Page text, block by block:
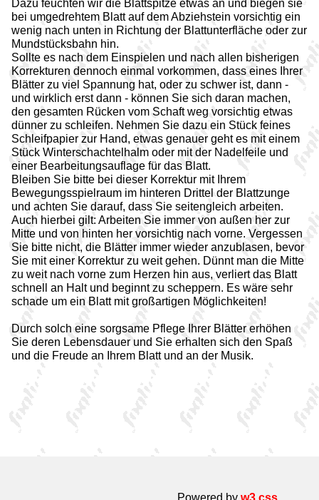
Dazu feuchten wir die Blattspitze etwas an und biegen sie
bei umgedrehtem Blatt auf dem Abziehstein vorsichtig ein
wenig nach unten in Richtung der Blattunterfläche oder zur
Mundstücksbahn hin.
Sollte es nach dem Einspielen und nach allen bisherigen
Korrekturen dennoch einmal vorkommen, dass eines Ihrer
Blätter zu viel Spannung hat, oder zu schwer ist, dann -
und wirklich erst dann - können Sie sich daran machen,
den gesamten Rücken vom Schaft weg vorsichtig etwas
dünner zu schleifen. Nehmen Sie dazu ein Stück feines
Schleifpapier zur Hand, etwas genauer geht es mit einem
Stück Winterschachtelhalm oder mit der Nadelfeile und
einer Bearbeitungsauflage für das Blatt.
Bleiben Sie bitte bei dieser Korrektur mit Ihrem
Bewegungsspielraum im hinteren Drittel der Blattzunge
und achten Sie darauf, dass Sie seitengleich arbeiten.
Auch hierbei gilt: Arbeiten Sie immer von außen her zur
Mitte und von hinten her vorsichtig nach vorne. Vergessen
Sie bitte nicht, die Blätter immer wieder anzublasen, bevor
Sie mit einer Korrektur zu weit gehen. Dünnt man die Mitte
zu weit nach vorne zum Herzen hin aus, verliert das Blatt
schnell an Halt und beginnt zu scheppern. Es wäre sehr
schade um ein Blatt mit großartigen Möglichkeiten!
Durch solch eine sorgsame Pflege Ihrer Blätter erhöhen
Sie deren Lebensdauer und Sie erhalten sich den Spaß
und die Freude an Ihrem Blatt und an der Musik.
Powered by w3.css